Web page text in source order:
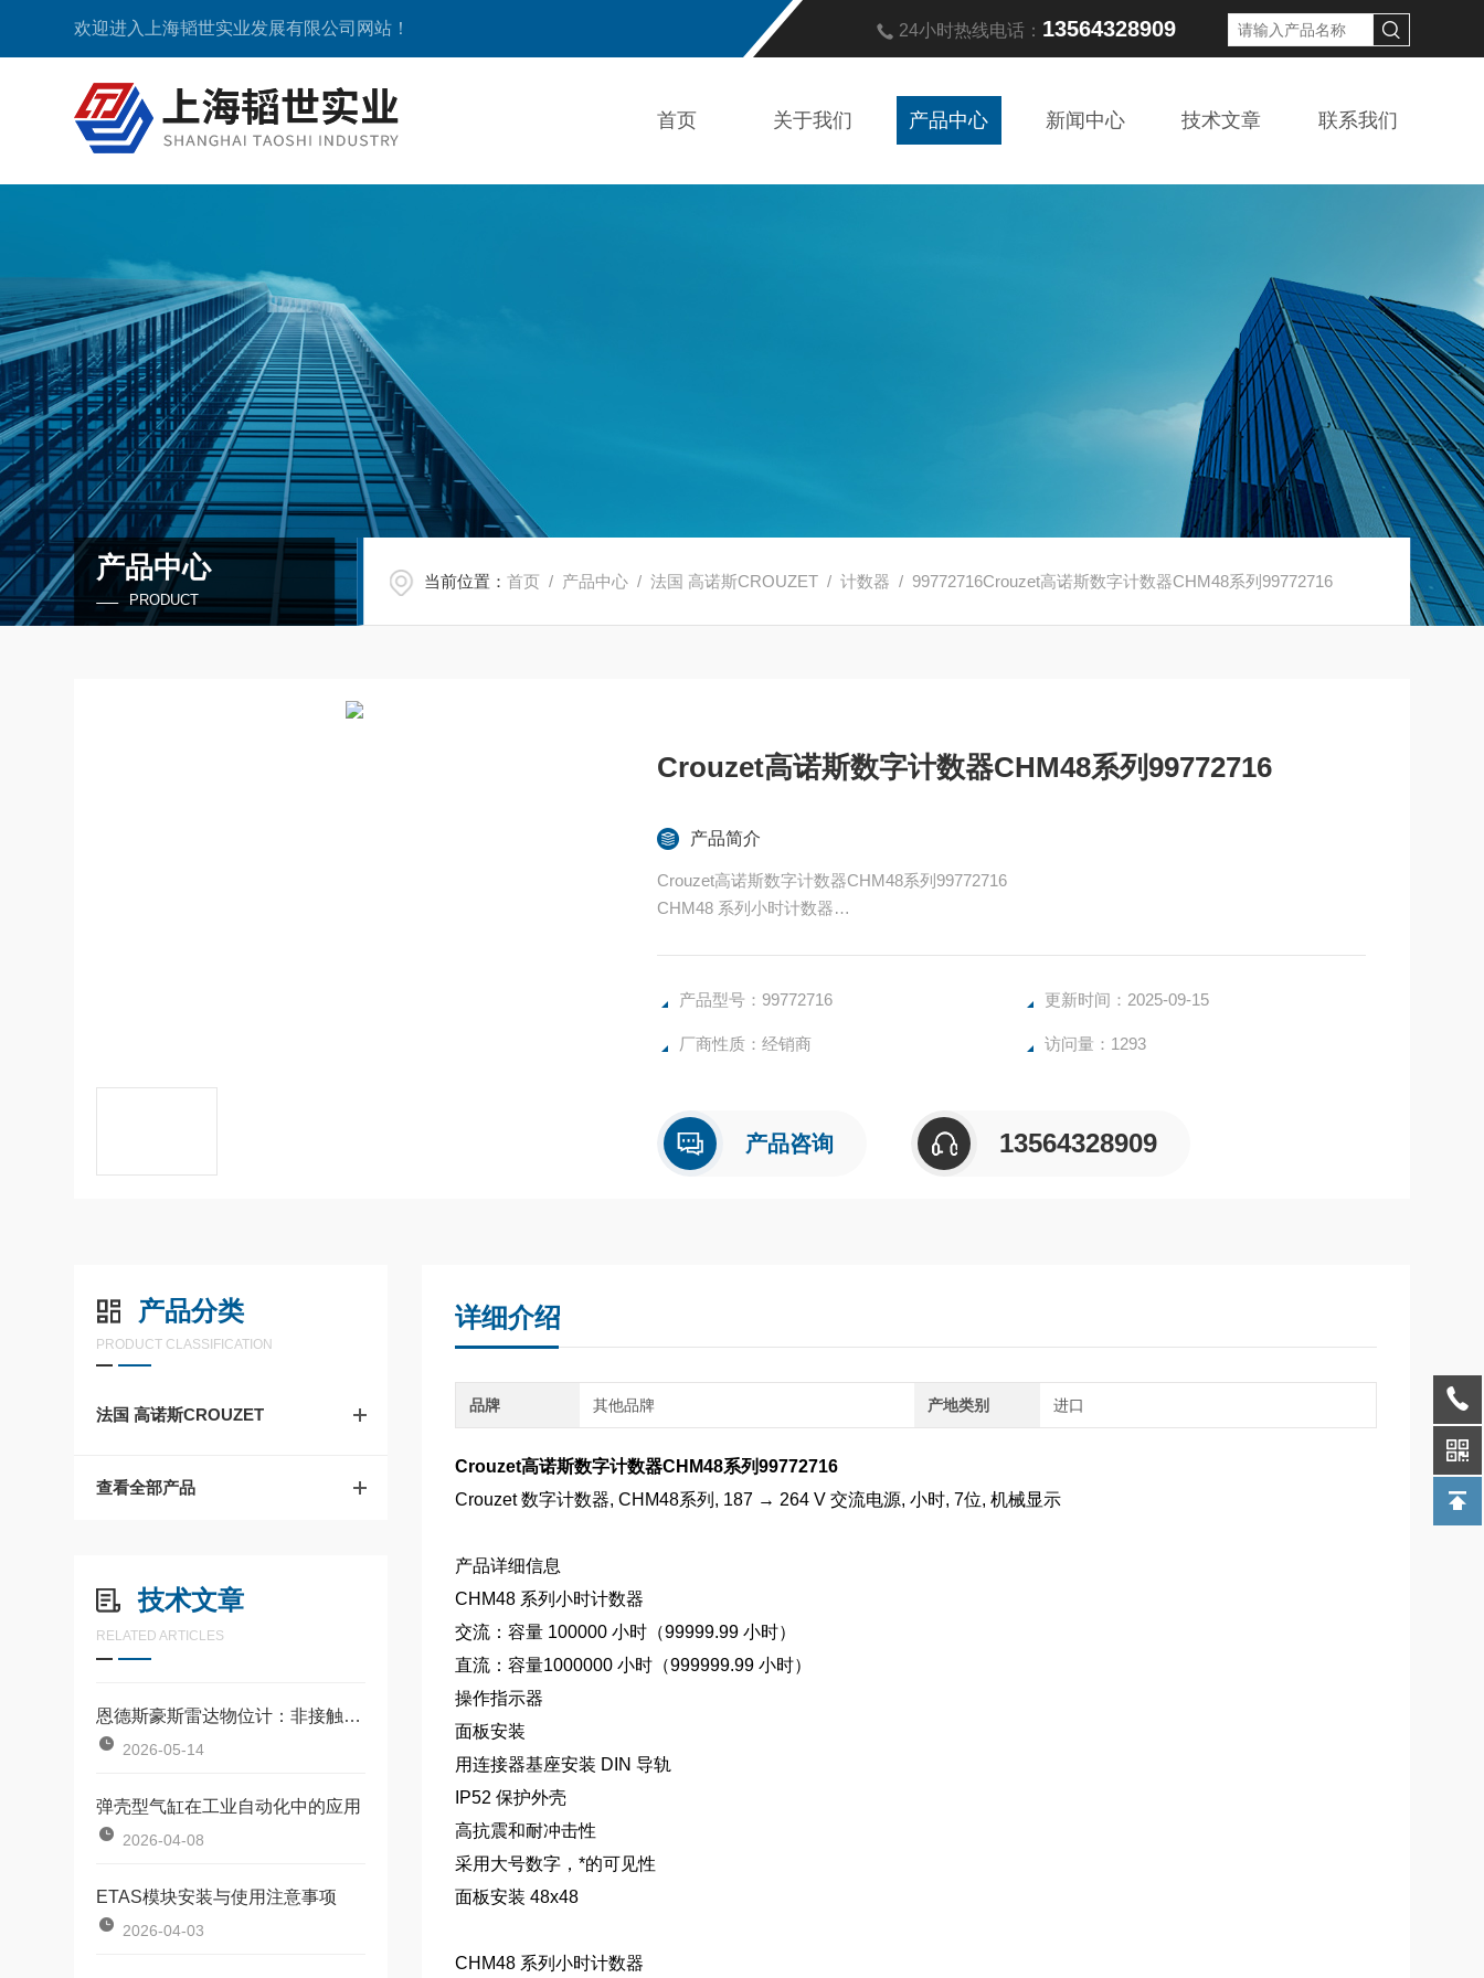
欢迎进入上海韬世实业发展有限公司网站！ 24小时热线电话： 13564328909
首页 关于我们 产品中心 新闻中心 技术文章 联系我们
产品中心
PRODUCT
当前位置：首页 / 产品中心 /法国 高诺斯CROUZET /计数器 / 99772716Crouzet高诺斯数字计数器CHM48系列99772716
Crouzet高诺斯数字计数器CHM48系列99772716
产品简介
Crouzet高诺斯数字计数器CHM48系列99772716
CHM48 系列小时计数器
操作指示器
用连接器基座安装 DIN 导轨
采用大号数字，*的可见性
面板安装 48x48
产品型号：99772716 更新时间：2025-09-15
厂商性质：经销商 访问量：1293
产品咨询 13564328909
产品分类
PRODUCT CLASSIFICATION
法国 高诺斯CROUZET
查看全部产品
技术文章
RELATED ARTICLES
恩德斯豪斯雷达物位计：非接触式物位测量的核心设备
2026-05-14
弹壳型气缸在工业自动化中的应用
2026-04-08
ETAS模块安装与使用注意事项
2026-04-03
详细介绍
品牌 其他品牌 产地类别 进口
Crouzet高诺斯数字计数器CHM48系列99772716
Crouzet 数字计数器, CHM48系列, 187 → 264 V 交流电源, 小时, 7位, 机械显示
产品详细信息
CHM48 系列小时计数器
交流：容量 100000 小时（99999.99 小时）
直流：容量1000000 小时（999999.99 小时）
操作指示器
面板安装
用连接器基座安装 DIN 导轨
IP52 保护外壳
高抗震和耐冲击性
采用大号数字，*的可见性
面板安装 48x48
CHM48 系列小时计数器